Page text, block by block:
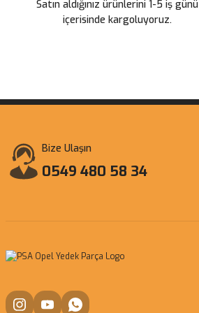
Satın aldığınız ürünlerini 1-5 iş günü
içerisinde kargoluyoruz.
Bize Ulaşın
0549 480 58 34